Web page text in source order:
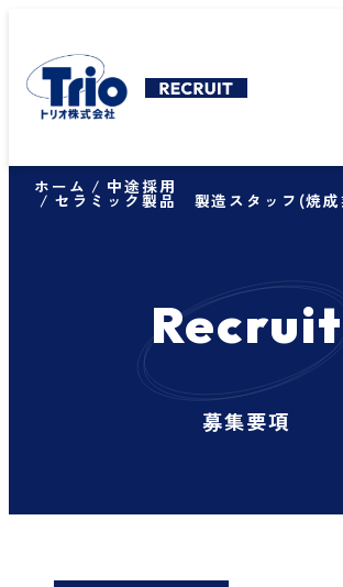
ホーム 中途採用
セラミック製品 製造スタッフ(焼
Recruit
募集要項